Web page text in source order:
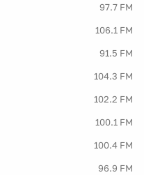
97.7 FM
106.1 FM
91.5 FM
104.3 FM
102.2 FM
100.1 FM
100.4 FM
96.9 FM